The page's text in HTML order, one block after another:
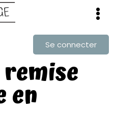
Se connecter
en